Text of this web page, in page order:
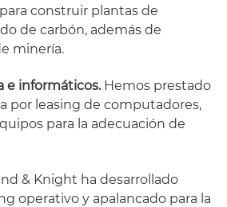
construir plantas de
de carbón, además de
minería.
e informáticos.Hemos prestado
por leasing de computadores,
para la adecuación de
& Knight ha desarrollado
operativo y apalancado para la